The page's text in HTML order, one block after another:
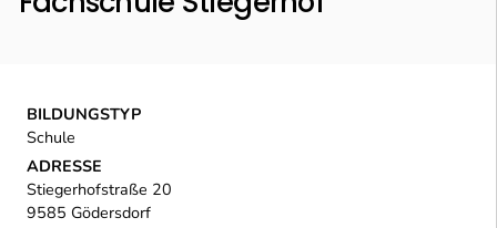
BILDUNGSTYP
Schule
ADRESSE
Stiegerhofstraße 20
9585 Gödersdorf